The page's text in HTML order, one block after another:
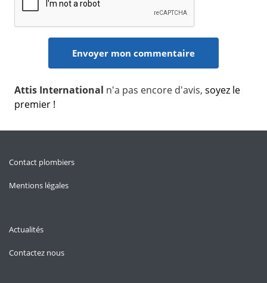
Attis International n'a pas encore d'avis, soyez le
premier !
Contact plombiers
Mentions légales
Actualités
Contactez nous